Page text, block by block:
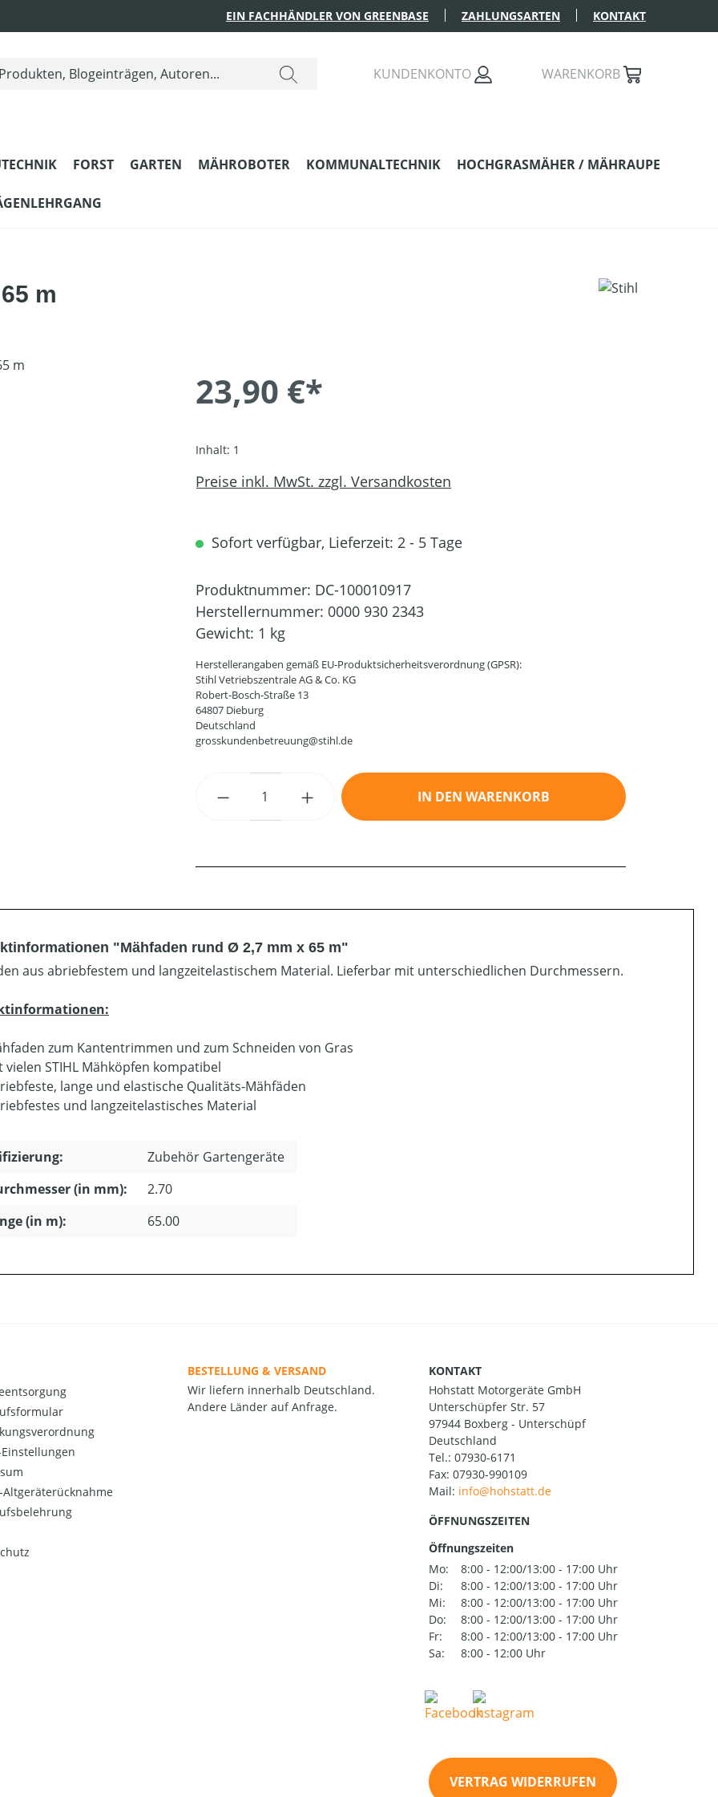
EIN FACHHÄNDLER VON GREENBASE ZAHLUNGSARTEN KONTAKT
KUNDENKONTO WARENKORB
FORST GARTEN MÄHROBOTER KOMMUNALTECHNIK HOCHGRASMÄHER / MÄHRAUPE
m
23,90 €*
Inhalt: 1
Preise inkl. MwSt. zzgl. Versandkosten
Sofort verfügbar, Lieferzeit: 2 - 5 Tage
Produktnummer: DC-100010917
Herstellernummer: 0000 930 2343
Gewicht: 1 kg
Herstellerangaben gemäß EU-Produktsicherheitsverordnung (GPSR):
Stihl Vetriebszentrale AG & Co. KG
Robert-Bosch-Straße 13
64807 Dieburg
Deutschland
grosskundenbetreuung@stihl.de
Produkt Anzahl: Gib den gewünschten Wert ein oder
IN DEN WARENKORB
"Mähfaden rund Ø 2,7 mm x 65 m"
aus abriebfestem und langzeitelastischem Material. Lieferbar mit unterschiedlichen Durchmessern.
zum Kantentrimmen und zum Schneiden von Gras
vielen STIHL Mähköpfen kompatibel
lange und elastische Qualitäts-Mähfäden
und langzeitelastisches Material
Zubehör Gartengeräte
(in mm):
2.70
(in m):
65.00
Einstellungen
Altgeräterücknahme
BESTELLUNG & VERSAND
Wir liefern innerhalb Deutschland.
Andere Länder auf Anfrage.
KONTAKT
Hohstatt Motorgeräte GmbH
Unterschüpfer Str. 57
97944 Boxberg - Unterschüpf
Deutschland
Tel.: 07930-6171
Fax: 07930-990109
Mail:
ÖFFNUNGSZEITEN
Öffnungszeiten
Mo:
8:00 - 12:00/13:00 - 17:00 Uhr
Di:
8:00 - 12:00/13:00 - 17:00 Uhr
Mi:
8:00 - 12:00/13:00 - 17:00 Uhr
Do:
8:00 - 12:00/13:00 - 17:00 Uhr
Fr:
8:00 - 12:00/13:00 - 17:00 Uhr
Sa:
8:00 - 12:00 Uhr
VERTRAG WIDERRUFEN